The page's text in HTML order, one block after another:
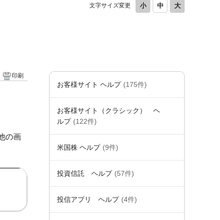
文字サイズ変更
お客様サイト ヘルプ (175件)
お客様サイト（クラシック） ヘ
ルプ (122件)
米国株 ヘルプ (9件)
投資信託 ヘルプ (57件)
投信アプリ ヘルプ (4件)
印刷
の画